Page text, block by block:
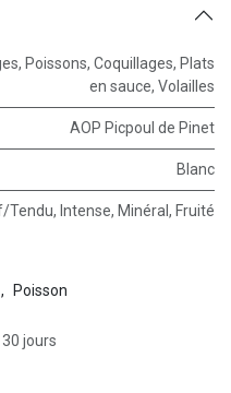
, Poissons, Coquillages, Plats
en sauce, Volailles
AOP Picpoul de Pinet
Blanc
Tendu, Intense, Minéral, Fruité
,
Poisson
jours